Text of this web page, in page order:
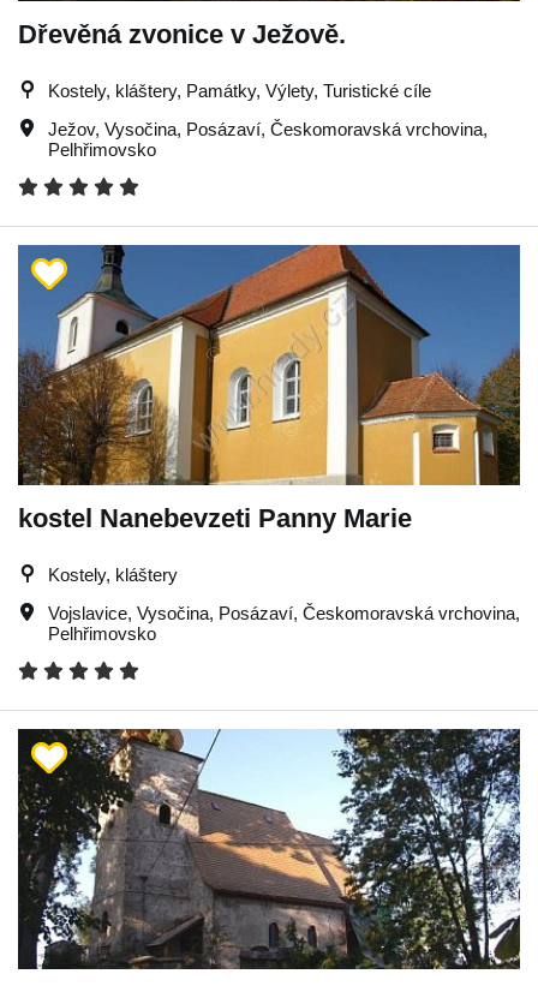
Dřevěná zvonice v Ježově.
Kostely, kláštery, Památky, Výlety, Turistické cíle
Ježov, Vysočina, Posázaví, Českomoravská vrchovina,
Pelhřimovsko
kostel Nanebevzeti Panny Marie
Kostely, kláštery
Vojslavice, Vysočina, Posázaví, Českomoravská vrchovina,
Pelhřimovsko